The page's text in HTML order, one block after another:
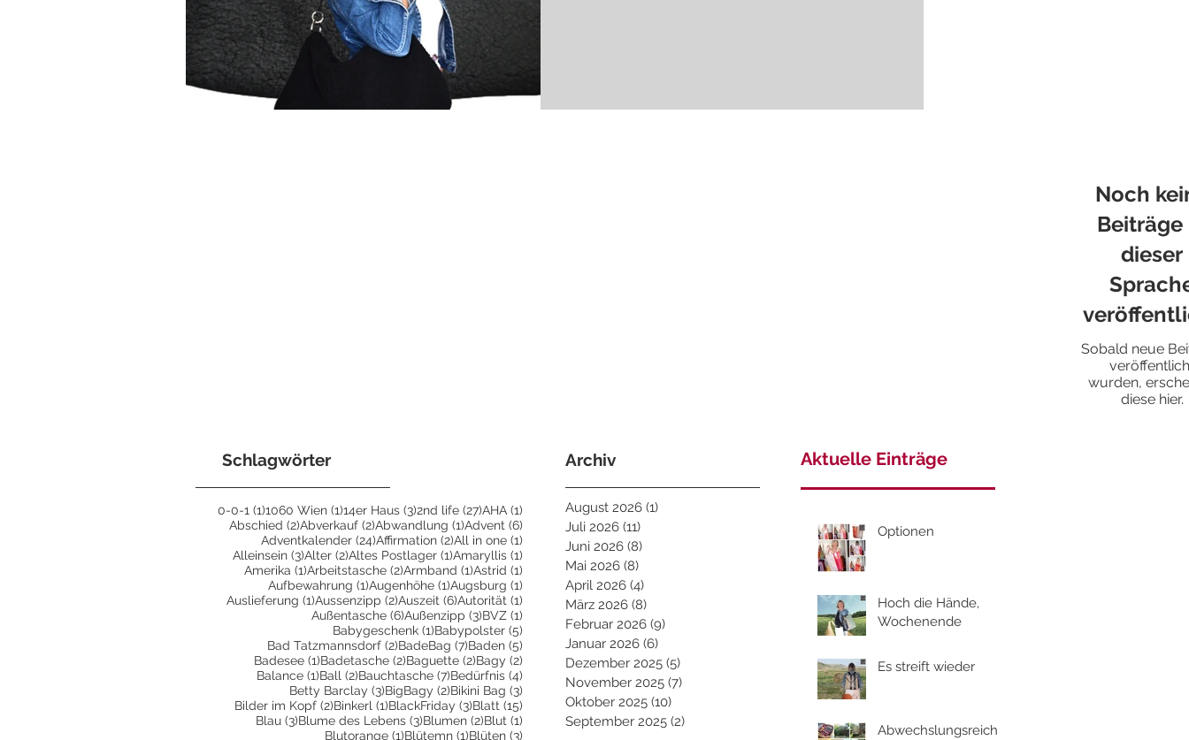
Schlagwörter
0-0-1 (1)1 Beitrag
1060 Wien (1)1 Beitrag
14er Haus (3)3 Beiträge
2nd life (27)27 Beiträge
AHA (1) 1 Beitrag
Abschied (2)2 Beiträge
Abverkauf (2)2 Beiträge
Abwandlung (1)1 Beitrag
Advent (6) 6 Beiträge
Adventkalender (24)24 Beiträge
Affirmation (2)2 Beiträge
All in one (1) 1 Beitrag
Alleinsein (3)3 Beiträge
Alter (2)2 Beiträge
Altes Postlager (1)1 Beitrag
Amaryllis (1) 1 Beitrag
Amerika (1)1 Beitrag
Arbeitstasche (2)2 Beiträge
Armband (1)1 Beitrag
Astrid (1) 1 Beitrag
Aufbewahrung (1)1 Beitrag
Augenhöhe (1)1 Beitrag
Augsburg (1) 1 Beitrag
Auslieferung (1)1 Beitrag
Aussenzipp (2)2 Beiträge
Auszeit (6)6 Beiträge
Autorität (1) 1 Beitrag
Außentasche (6)6 Beiträge
Außenzipp (3)3 Beiträge
BVZ (1)
Babygeschenk (1)1 Beitrag
Babypolster (5) 5 Beiträge
Bad Tatzmannsdorf (2)2 Beiträge
BadeBag (7)7 Beiträge
Baden (5) 5 Beiträge
Badesee (1)1 Beitrag
Badetasche (2)2 Beiträge
Baguette (2)2 Beiträge
Bagy (2) 2 Beiträge
Balance (1)1 Beitrag
Ball (2)2 Beiträge
Bauchtasche (7)7 Beiträge
Bedürfnis (4) 4 Beiträge
Betty Barclay (3)3 Beiträge
BigBagy (2)2 Beiträge
Bikini Bag (3) 3 Beiträge
Bilder im Kopf (2)2 Beiträge
Binkerl (1)1 Beitrag
BlackFriday (3)3 Beiträge
Blatt (15) 15 Beiträge
Blau (3)3 Beiträge
Blume des Lebens (3)3 Beiträge
Blumen (2)2 Beiträge
Blut (1) 1 Beitrag
Blutorange (1)1 Beitrag
Blütemn (1)1 Beitrag
Blüten (3)
Archiv
August 2026 (1)
Juli 2026 (11)
Juni 2026 (8)
Mai 2026 (8)
April 2026 (4)
März 2026 (8)
Februar 2026 (9)
Januar 2026 (6)
Dezember 2025 (5)
November 2025 (7)
Oktober 2025 (10)
September 2025 (2)
Aktuelle Einträge
Optionen
Hoch die Hände,
Wochenende
Es streift wieder
Abwechslungsreich
Noch
Beiträge
dieser
Sobald neue
wurden,
diese hier.